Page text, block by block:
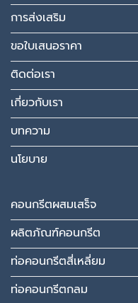
การส่งเสริม
ขอใบเสนอราคา
ติดต่อเรา
เกี่ยวกับเรา
บทความ
นโยบาย
คอนกรีตผสมเสร็จ
ผลิตภัณฑ์คอนกรีต
ท่อคอนกรีตสี่เหลี่ยม
ท่อคอนกรีตกลม